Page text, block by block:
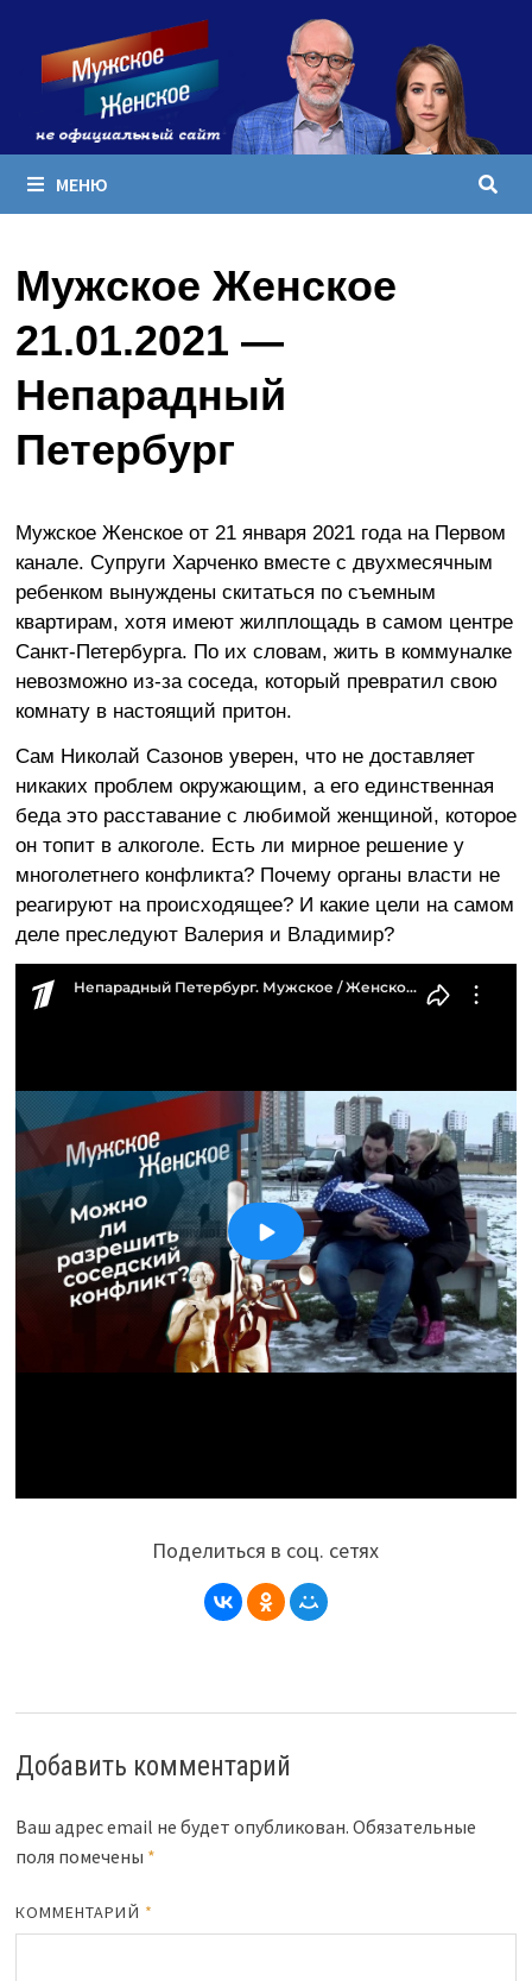
содержимому
МЕНЮ
Мужское Женское
21.01.2021 —
Непарадный
Петербург
Мужское Женское от 21 января 2021 года на Первом
канале. Супруги Харченко вместе с двухмесячным
ребенком вынуждены скитаться по съемным
квартирам, хотя имеют жилплощадь в самом центре
Санкт-Петербурга. По их словам, жить в коммуналке
невозможно из-за соседа, который превратил свою
комнату в настоящий притон.
Сам Николай Сазонов уверен, что не доставляет
никаких проблем окружающим, а его единственная
беда это расставание с любимой женщиной, которое
он топит в алкоголе. Есть ли мирное решение у
многолетнего конфликта? Почему органы власти не
реагируют на происходящее? И какие цели на самом
деле преследуют Валерия и Владимир?
Поделиться в соц. сетях
Добавить комментарий
Ваш адрес email не будет опубликован. Обязательные
поля помечены *
КОММЕНТАРИЙ *